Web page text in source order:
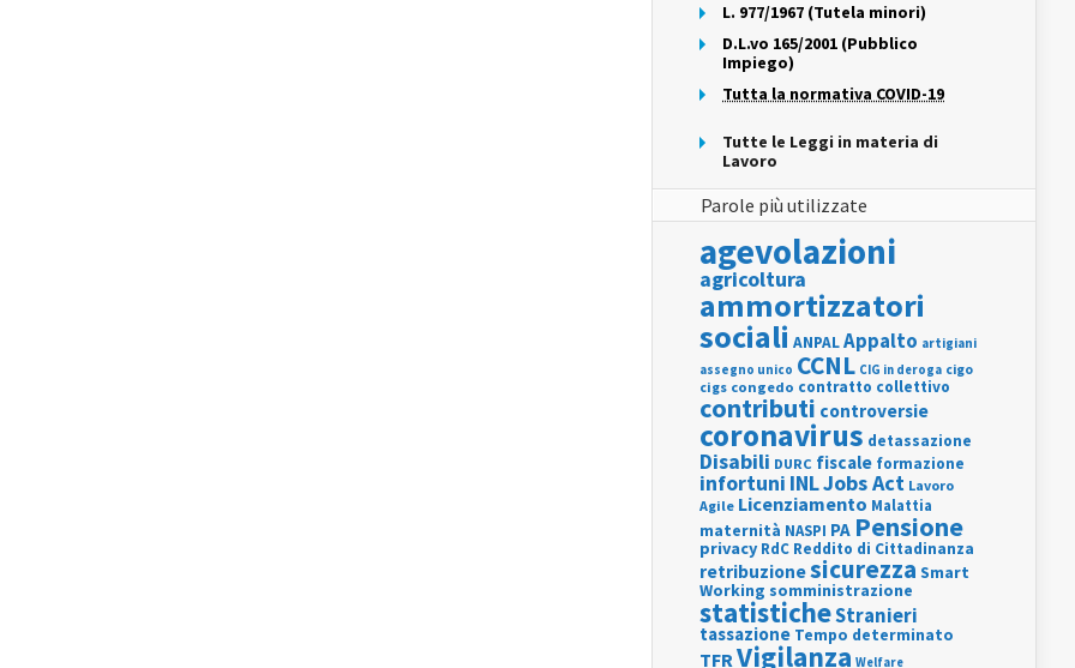
L. 977/1967 (Tutela minori)
D.L.vo 165/2001 (Pubblico
Impiego)
Tutta la normativa COVID-19
Tutte le Leggi in materia di
Lavoro
Parole più utilizzate
agevolazioni
agricoltura
ammortizzatori
sociali ANPALAppalto artigiani
assegno unico CCNL CIG in deroga cigo
cigs congedo contratto collettivo
contributi controversie
coronavirus detassazione
Disabili DURC fiscale formazione
infortuni INLJobs Act Lavoro
Agile Licenziamento Malattia
maternità NASPI PA Pensione
privacy RdC Reddito di Cittadinanza
retribuzionesicurezza Smart
Working somministrazione
statisticheStranieri
tassazione Tempo determinato
TFRVigilanza Welfare